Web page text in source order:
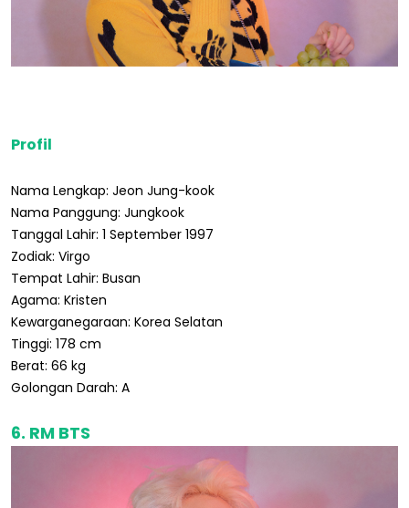
Profil
Nama Lengkap: Jeon Jung-kook
Nama Panggung: Jungkook
Tanggal Lahir: 1 September 1997
Zodiak: Virgo
Tempat Lahir: Busan
Agama: Kristen
Kewarganegaraan: Korea Selatan
Tinggi: 178 cm
Berat: 66 kg
Golongan Darah: A
6. RM BTS